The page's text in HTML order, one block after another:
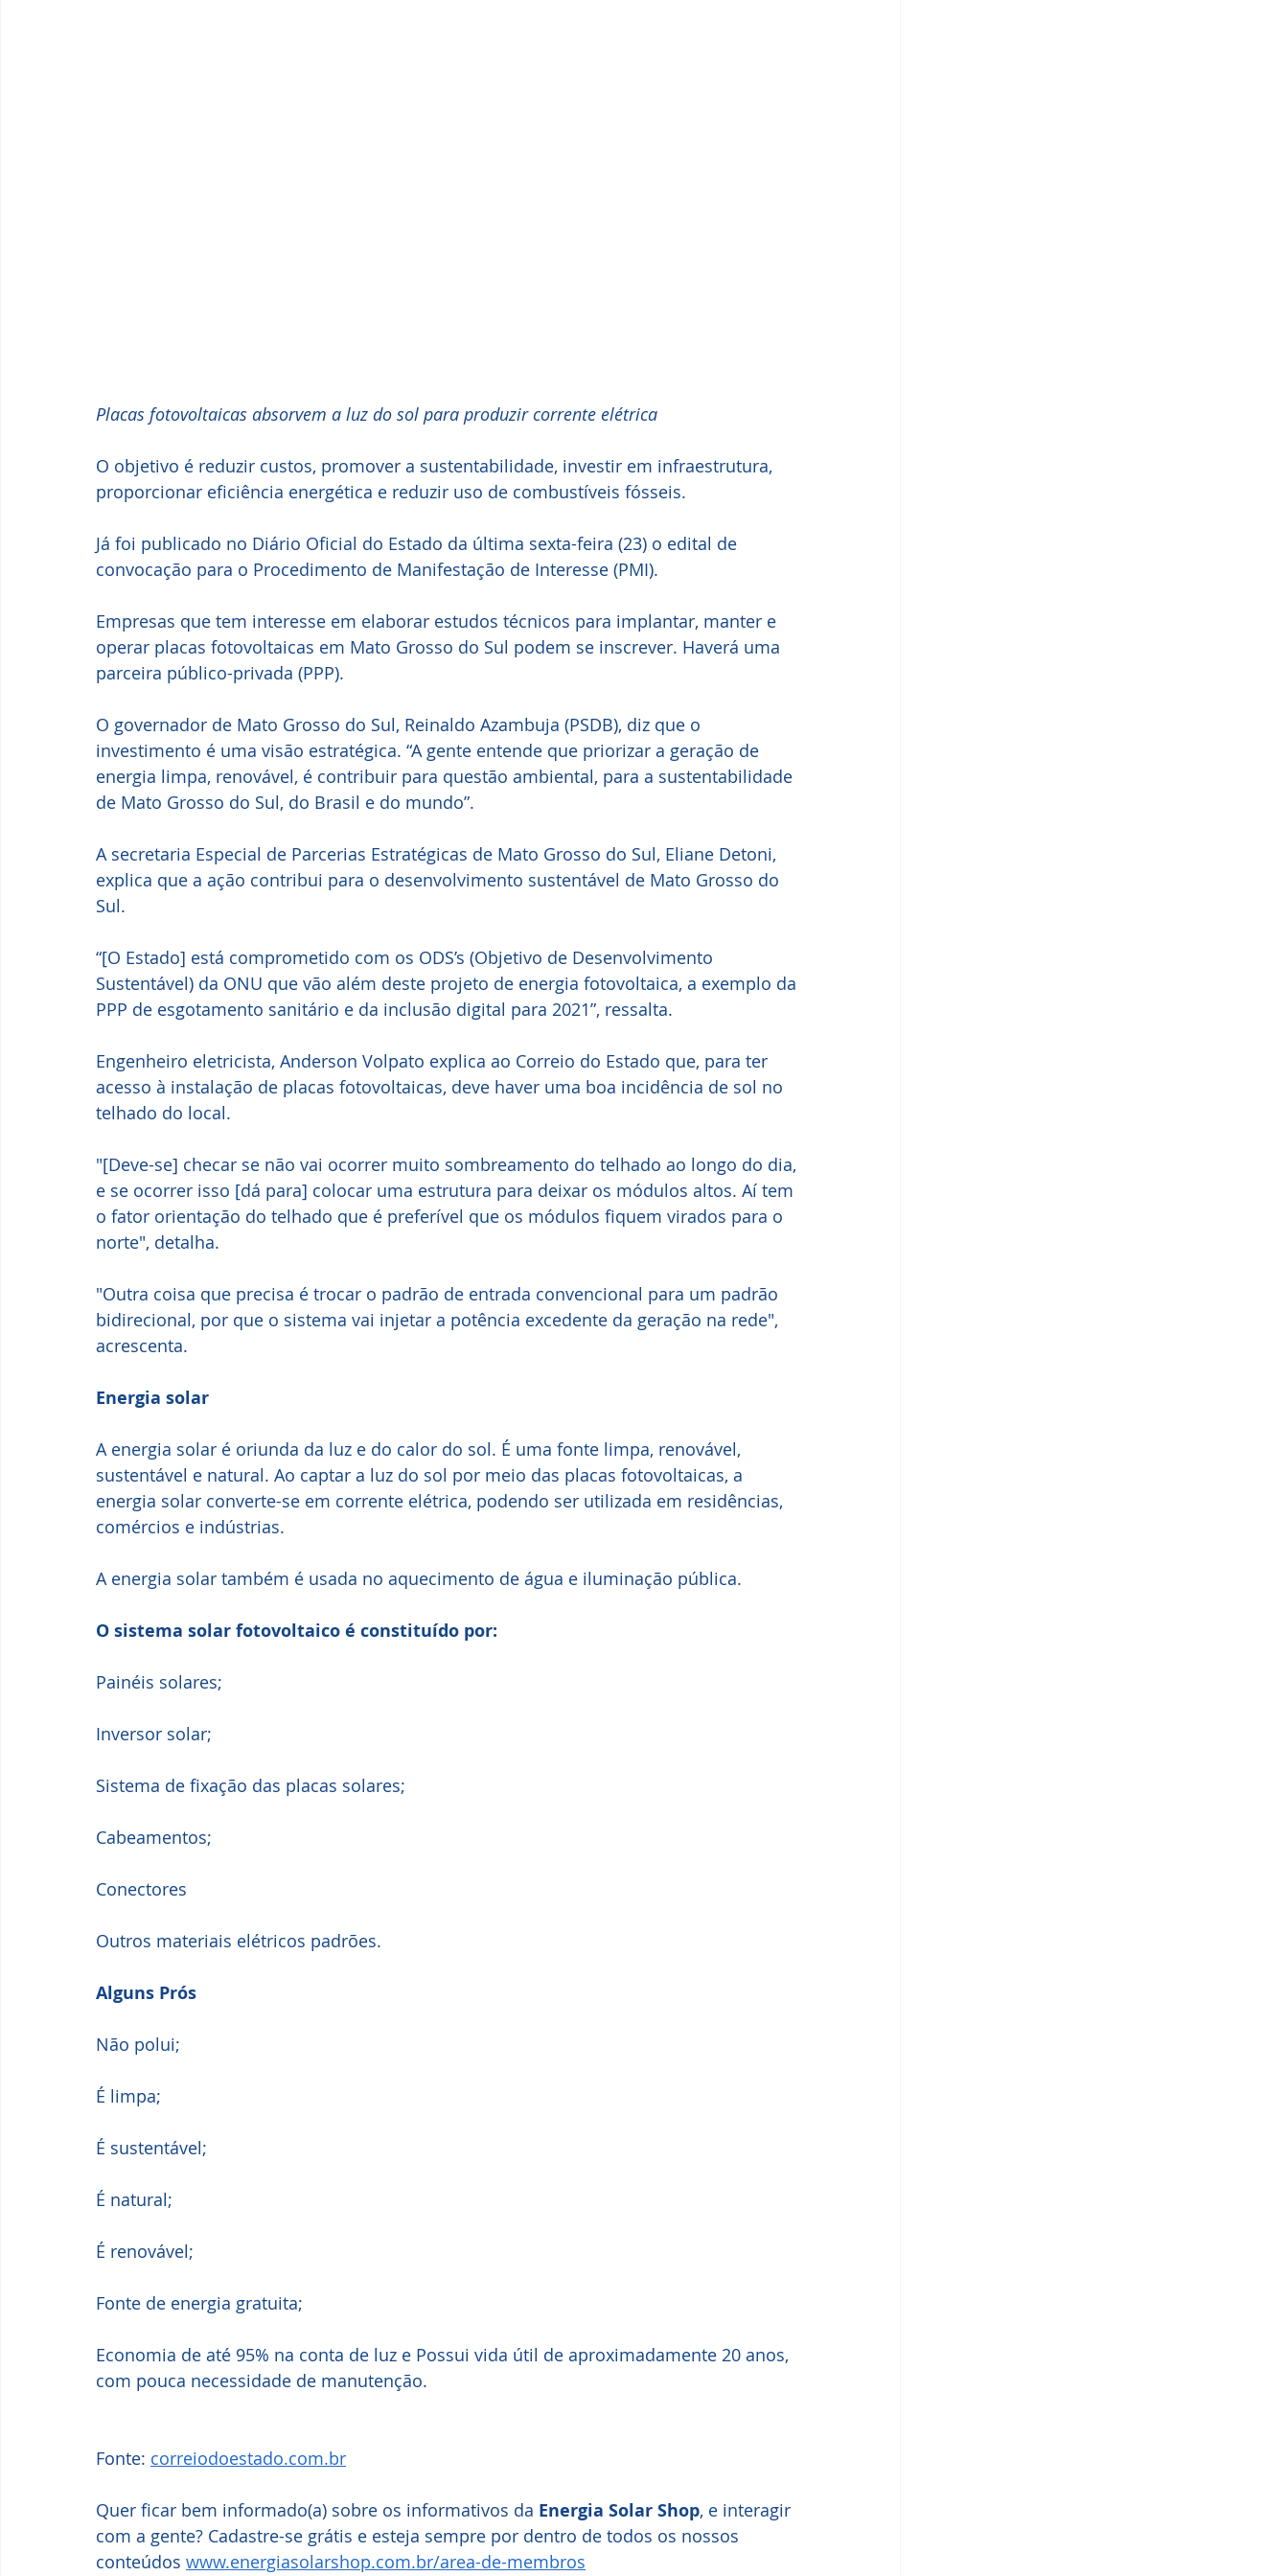
Placas fotovoltaicas absorvem a luz do sol para produzir corrente elétrica
O objetivo é reduzir custos, promover a sustentabilidade, investir em infraestrutura,
proporcionar eficiência energética e reduzir uso de combustíveis fósseis.
Já foi publicado no Diário Oficial do Estado da última sexta-feira (23) o edital de
convocação para o Procedimento de Manifestação de Interesse (PMI).
Empresas que tem interesse em elaborar estudos técnicos para implantar, manter e
operar placas fotovoltaicas em Mato Grosso do Sul podem se inscrever. Haverá uma
parceira público-privada (PPP).
O governador de Mato Grosso do Sul, Reinaldo Azambuja (PSDB), diz que o
investimento é uma visão estratégica. “A gente entende que priorizar a geração de
energia limpa, renovável, é contribuir para questão ambiental, para a sustentabilidade
de Mato Grosso do Sul, do Brasil e do mundo”.
A secretaria Especial de Parcerias Estratégicas de Mato Grosso do Sul, Eliane Detoni,
explica que a ação contribui para o desenvolvimento sustentável de Mato Grosso do
Sul.
“[O Estado] está comprometido com os ODS’s (Objetivo de Desenvolvimento
Sustentável) da ONU que vão além deste projeto de energia fotovoltaica, a exemplo da
PPP de esgotamento sanitário e da inclusão digital para 2021”, ressalta.
Engenheiro eletricista, Anderson Volpato explica ao Correio do Estado que, para ter
acesso à instalação de placas fotovoltaicas, deve haver uma boa incidência de sol no
telhado do local.
"[Deve-se] checar se não vai ocorrer muito sombreamento do telhado ao longo do dia,
e se ocorrer isso [dá para] colocar uma estrutura para deixar os módulos altos. Aí tem
o fator orientação do telhado que é preferível que os módulos fiquem virados para o
norte", detalha.
"Outra coisa que precisa é trocar o padrão de entrada convencional para um padrão
bidirecional, por que o sistema vai injetar a potência excedente da geração na rede",
acrescenta.
Energia solar
A energia solar é oriunda da luz e do calor do sol. É uma fonte limpa, renovável,
sustentável e natural. Ao captar a luz do sol por meio das placas fotovoltaicas, a
energia solar converte-se em corrente elétrica, podendo ser utilizada em residências,
comércios e indústrias.
A energia solar também é usada no aquecimento de água e iluminação pública.
O sistema solar fotovoltaico é constituído por:
Painéis solares;
Inversor solar;
Sistema de fixação das placas solares;
Cabeamentos;
Conectores
Outros materiais elétricos padrões.
Alguns Prós
Não polui;
É limpa;
É sustentável;
É natural;
É renovável;
Fonte de energia gratuita;
Economia de até 95% na conta de luz e Possui vida útil de aproximadamente 20 anos,
com pouca necessidade de manutenção.
Fonte: correiodoestado.com.br
Quer ficar bem informado(a) sobre os informativos da Energia Solar Shop, e interagir
com a gente? Cadastre-se grátis e esteja sempre por dentro de todos os nossos
conteúdos www.energiasolarshop.com.br/area-de-membros